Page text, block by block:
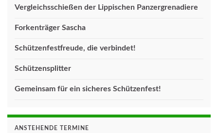
Vergleichsschießen der Lippischen Panzergrenadiere
Forkenträger Sascha
Schützenfestfreude, die verbindet!
Schützensplitter
Gemeinsam für ein sicheres Schützenfest!
ANSTEHENDE TERMINE